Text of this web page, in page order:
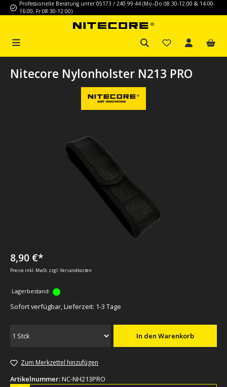
Zum Hauptinhalt springen
Professionelle Beratung unter 05173 / 240 99 44 (Mo–Do 08:30-12:00 & 14:00-
16:00, Fr 08:30-12:00)
Nitecore Nylonholster N213 PRO
Bildergalerie überspringen
8,90 €*
Preise inkl. MwSt. zzgl. Versandkosten
Lagerbestand:
Sofort verfügbar, Lieferzeit: 1-3 Tage
In den Warenkorb
Zum Merkzettel hinzufügen
Artikelnummer:NC-NH213PRO